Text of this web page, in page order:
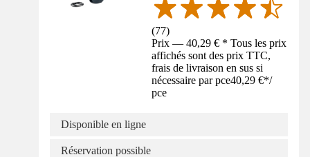
(77)
Prix — 40,29 € * Tous les prix
affichés sont des prix TTC,
frais de livraison en sus si
nécessaire par pce40,29 €*/
pce
Disponible en ligne
Réservation possible